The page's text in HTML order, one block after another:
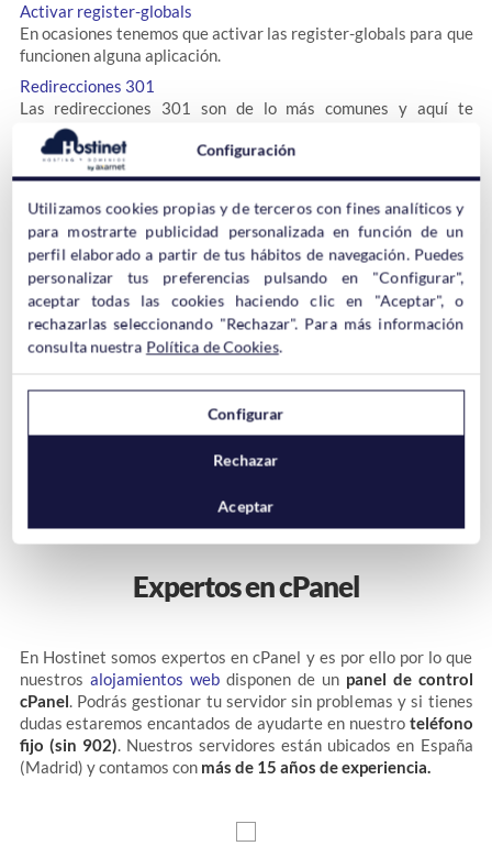
Activar register-globals
En ocasiones tenemos que activar las register-globals para que
funcionen alguna aplicación.
Redirecciones 301
Las redirecciones 301 son de lo más comunes y aquí te
explicamos, de la forma más básica, cómo hacerlas con
.htaccess.
Evitar Listado de Directorios
Cuando entras a midominio.info/loqueseay aparece un
listado de los archivos y directorios queda muy mal y es
inseguro. Aquí cómo evitarlo.
Redirigir dominio sin www a www
Muy común. Queremos que nuestro dominio lleve, o no, las
www del principio. Para forzar una u otra cosa,
6 Trucos Extra para .htaccess
en un sólo artículo.
Expertos en cPanel
En Hostinet somos expertos en cPanel y es por ello por lo que
nuestros alojamientos webdisponen de un panel de control
cPanel . Podrás gestionar tu servidor sin problemas y si tienes
dudas estaremos encantados de ayudarte en nuestro teléfono
fijo (sin 902) . Nuestros servidores están ubicados en España
(Madrid) y contamos conmás de 15 años de experiencia.
Configuración
Utilizamos cookies propias y de terceros con fines analíticos y
para mostrarte publicidad personalizada en función de un
perfil elaborado a partir de tus hábitos de navegación. Puedes
personalizar tus preferencias pulsando en "Configurar",
aceptar todas las cookies haciendo clic en "Aceptar", o
rechazarlas seleccionando "Rechazar". Para más información
consulta nuestra Política de Cookies.
Configurar
Rechazar
Aceptar